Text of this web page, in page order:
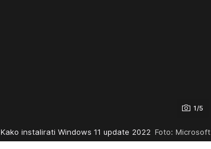
1/5
Kako instalirati Windows 11 update 2022 Foto: Microsoft